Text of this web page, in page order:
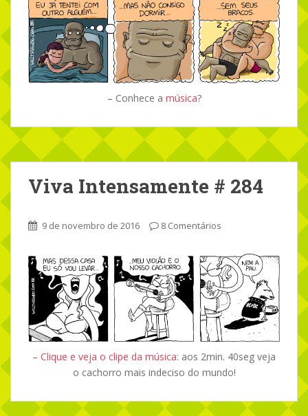
– Conhece a música?
Viva Intensamente # 284
9 de novembro de 2016 8 Comentários
– Clique e veja o clipe da música: aos 2min. 40seg veja
o cachorro mais indeciso do mundo!